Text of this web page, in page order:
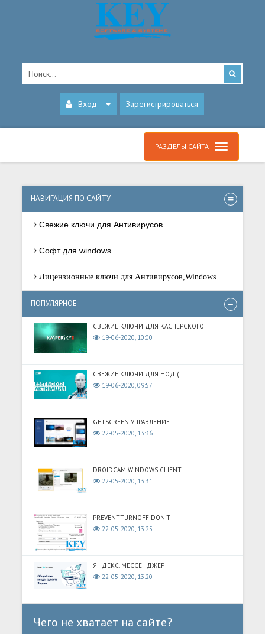
Вход Зарегистрироваться
РАЗДЕЛЫ САЙТА
НАВИГАЦИЯ ПО САЙТУ
Свежие ключи для Антивирусов
Софт для windows
Лицензионные ключи для Антивирусов,Windows
ПОПУЛЯРНОЕ
СВЕЖИЕ КЛЮЧИ ДЛЯ КАСПЕРСКОГО
19-06-2020, 10:00
СВЕЖИЕ КЛЮЧИ ДЛЯ НОД (
19-06-2020, 09:57
GETSCREEN УПРАВЛЕНИЕ
22-05-2020, 13:36
DROIDCAM WINDOWS CLIENT
22-05-2020, 13:31
PREVENTTURNOFF DON'T
22-05-2020, 13:25
ЯНДЕКС. МЕССЕНДЖЕР
22-05-2020, 13:20
Чего не хватает на сайте?